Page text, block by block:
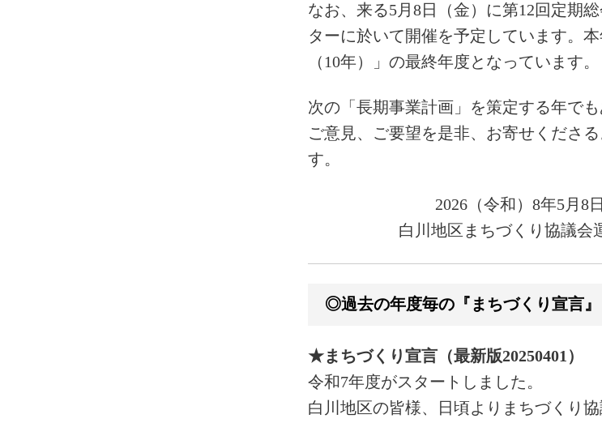
なお、来る5月8日（金）に第12回定期
ターに於いて開催を予定しています。
（10年）」の最終年度となっています。
次の「長期事業計画」を策定する年で
ご意見、ご要望を是非、お寄せくださ
す。
2026（令和）8年5月8
白川地区まちづくり協議会
★まちづくり宣言（最新版20250401）
令和7年度がスタートしました。
白川地区の皆様、日頃よりまちづくり